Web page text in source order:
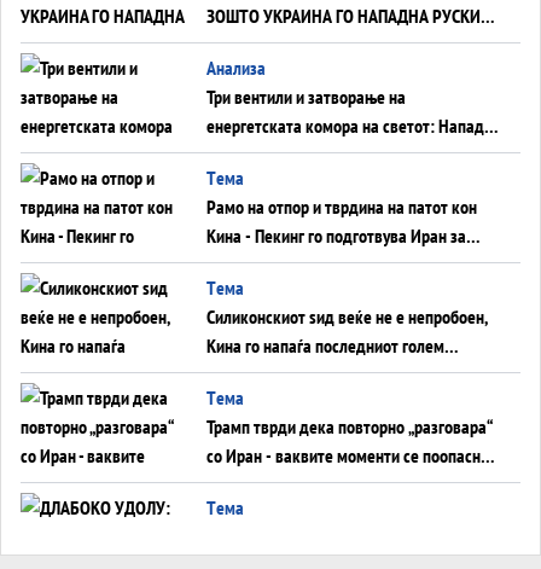
ЗОШТО УКРАИНА ГО НАПАДНА РУСКИОТ
WILDBERRIES
Aнализа
Три вентили и затворање на
енергетската комора на светот: Нападот
во Суец најавува глобален енергетски
инфаркт?
Tема
Рамо на отпор и тврдина на патот кон
Кина - Пекинг го подготвува Иран за
американска копнена инвазија
Tема
Силиконскиот ѕид веќе не е непробоен,
Кина го напаѓа последниот голем
монопол на Западот?
Tема
Трамп тврди дека повторно „разговара“
со Иран - ваквите моменти се поопасни
од отворените закани
Tема